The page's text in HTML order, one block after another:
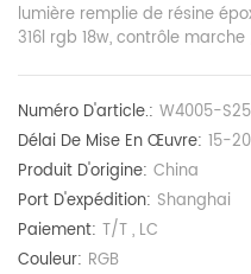
lumière remplie de résine
316l rgb 18w, contrôle
Numéro D'article.: W4005-
Délai De Mise En Œuvre: 15-
Produit D'origine: China
Port D'expédition: Shanghai
Paiement: T/T , LC
Couleur: RGB